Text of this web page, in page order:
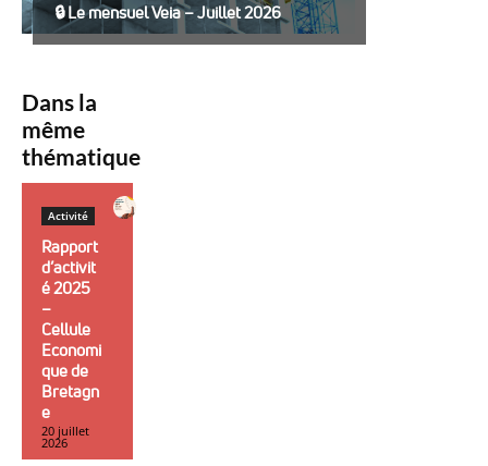
🔒︎ Le mensuel Veia – Juillet 2026
Dans la
même
thématique
Activité
Rapport
d’activit
é 2025
–
Cellule
Economi
que de
Bretagn
e
20 juillet
2026